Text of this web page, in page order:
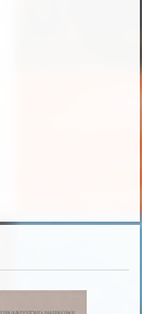
spędzania czasu